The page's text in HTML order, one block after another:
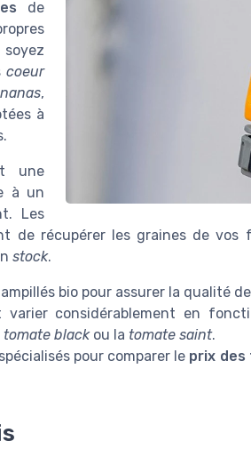
de
coeur
,
à
une
à un
Les
de récupérer les graines de vos
stock.
bio pour assurer la qualité
varier considérablement en
tomate blackou la tomate saint.
pour comparer le prix des